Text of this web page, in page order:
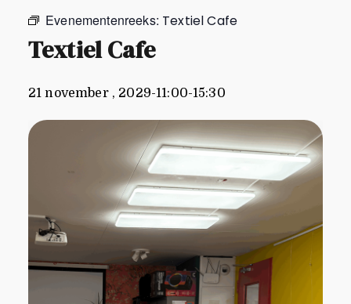
Evenementenreeks: Textiel Cafe
Textiel Cafe
21 november , 2029-11:00-15:30